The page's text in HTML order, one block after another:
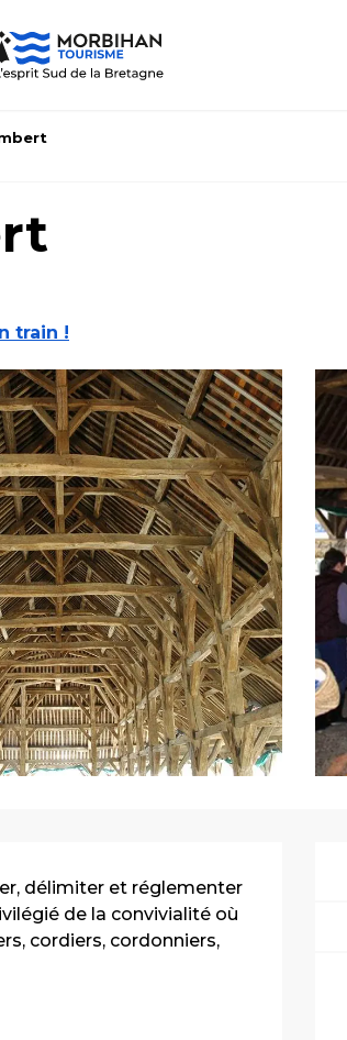
train !
délimiter et réglementer
de la convivialité où
cordiers, cordonniers,